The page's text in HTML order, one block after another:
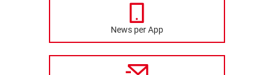
News per App